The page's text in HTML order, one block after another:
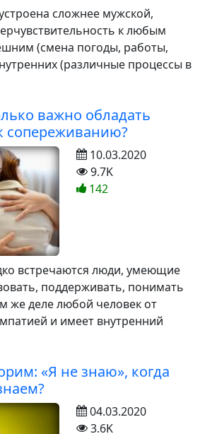
сложнее мужской,
к любым
(смена погоды, работы,
(различные процессы в
важно обладать
сопереживанию?
встречаются люди, умеющие
поддерживать, понимать
же деле любой человек от
и имеет внутренний
10.03.2020
9.7K
142
«Я не знаю», когда
04.03.2020
3.6K